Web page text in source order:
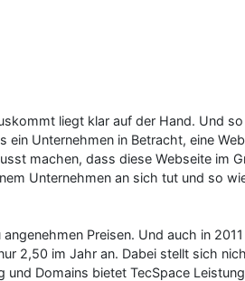
liegt klar auf der Hand. Und
Unternehmen in Betracht, eine
machen, dass diese Webseite im
Unternehmen an sich tut und so
Preisen. Und auch in
2,50 im Jahr an. Dabei stellt sich
Domains bietet TecSpace